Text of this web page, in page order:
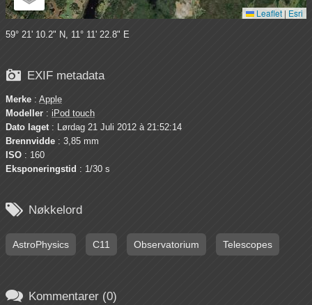
Leaflet | Esri
59° 21' 10.2" N, 11° 11' 22.8" E
 EXIF metadata
Merke : Apple
Modeller : iPod touch
Dato laget: Lørdag 21 Juli 2012 à 21:52:14
Brennvidde : 3,85 mm
ISO : 160
Eksponeringstid : 1/30 s
 Nøkkelord
AstroPhysics C11 Observatorium Telescopes
 Kommentarer (0)